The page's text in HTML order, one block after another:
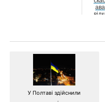
У Полтаві здійснили